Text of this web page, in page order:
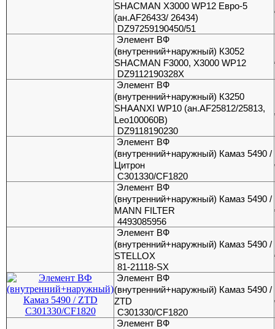
SHACMAN X3000 WP12 Евро-5
(ан.AF26433/ 26434)
DZ97259190450/51
Элемент ВФ
(внутренний+наружный) К3052
SHACMAN F3000, X3000 WP12
DZ9112190328X
Элемент ВФ
(внутренний+наружный) К3250
SHAANXI WP10 (ан.AF25812/25813,
Leo100060B)
DZ9118190230
Элемент ВФ
(внутренний+наружный) Камаз 5490 /
Цитрон
C301330/CF1820
Элемент ВФ
(внутренний+наружный) Камаз 5490 /
MANN FILTER
4493085956
Элемент ВФ
(внутренний+наружный) Камаз 5490 /
STELLOX
81-21118-SX
Элемент ВФ
(внутренний+наружный) Камаз 5490 /
ZTD
C301330/CF1820
Элемент ВФ